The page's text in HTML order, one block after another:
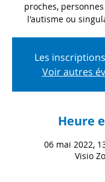
proches,
l'autisme ou
Les
Voir autres
Heure
06 mai 2022,
Visio